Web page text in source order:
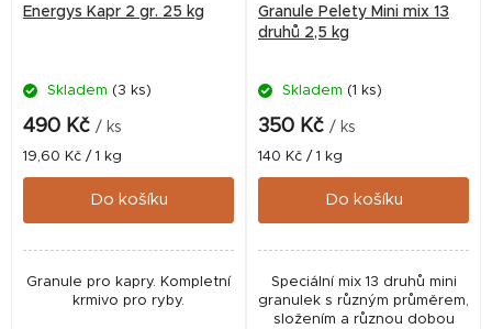
Energys Kapr 2 gr. 25 kg
Skladem (3 ks)
490 Kč / ks
Měrná
cena:
19,60 Kč / 1 kg
Do košíku
Granule pro kapry. Kompletní
krmivo pro ryby.
Granule Pelety Mini mix 13
druhů 2,5 kg
Skladem (1 ks)
350 Kč / ks
Měrná
cena:
140 Kč / 1 kg
Do košíku
Speciální mix 13 druhů mini
granulek s různým průměrem,
složením a různou dobou